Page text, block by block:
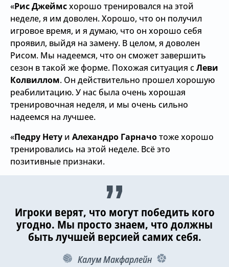
«Рис Джеймсхорошо тренировался на этой
неделе, я им доволен. Хорошо, что он получил
игровое время, и я думаю, что он хорошо себя
проявил, выйдя на замену. В целом, я доволен
Рисом. Мы надеемся, что он сможет завершить
сезон в такой же форме. Похожая ситуация сЛеви
Колвиллом. Он действительно прошел хорошую
реабилитацию. У нас была очень хорошая
тренировочная неделя, и мы очень сильно
надеемся на лучшее.
«Педру Нету и Алехандро Гарначотоже хорошо
тренировались на этой неделе. Всё это
позитивные признаки.
Игроки верят, что могут победить кого
угодно. Мы просто знаем, что должны
быть лучшей версией самих себя.
Калум Макфарлейн